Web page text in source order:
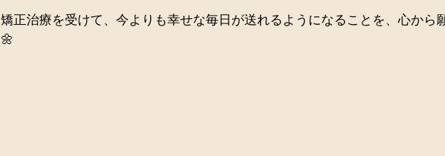
矯正治療を受けて、今よりも幸せな毎日が送れるようになることを、心から
🌼